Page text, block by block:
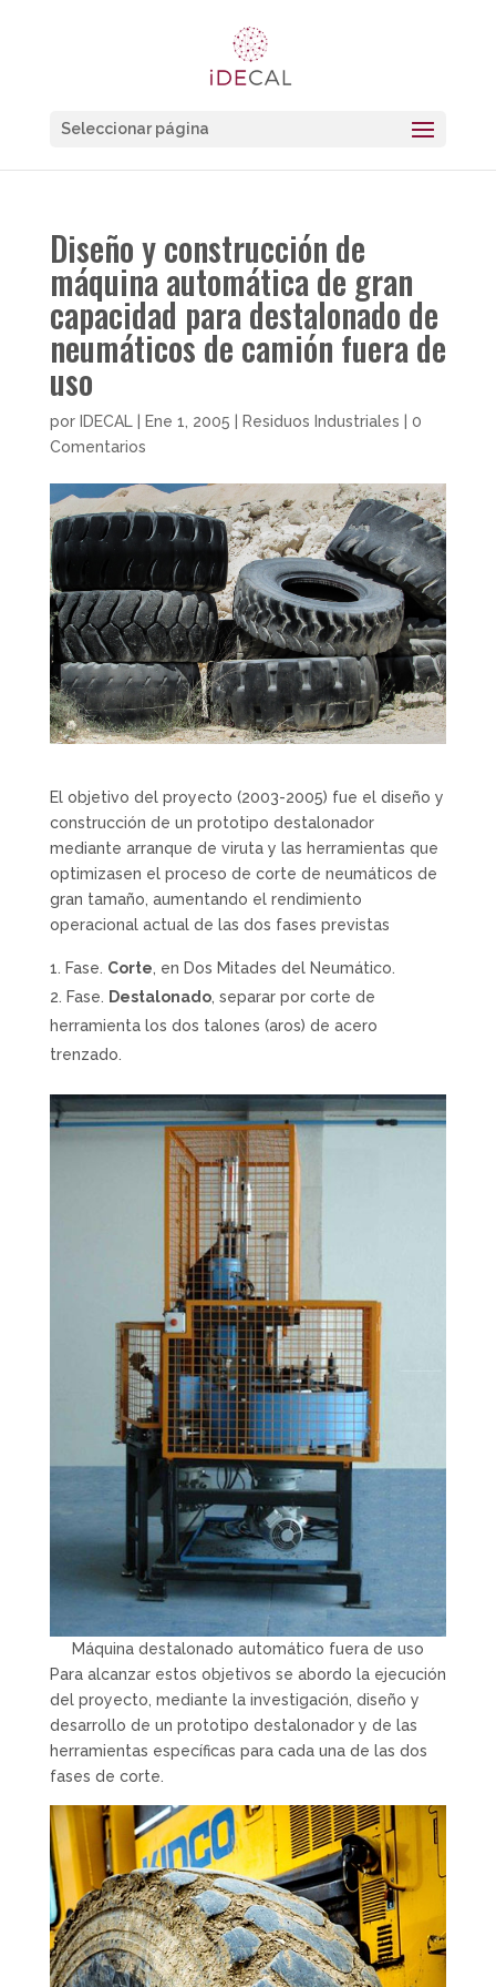
Seleccionar página
Diseño y construcción de
máquina automática de gran
capacidad para destalonado de
neumáticos de camión fuera de
uso
por IDECAL Ene 1, 2005 Residuos Industriales
0
Comentarios
El objetivo del proyecto (2003-2005) fue el diseño y
construcción de un prototipo destalonador
mediante arranque de viruta y las herramientas que
optimizasen el proceso de corte de neumáticos de
gran tamaño, aumentando el rendimiento
operacional actual de las dos fases previstas
Fase. Corte, en Dos Mitades del Neumático.
Fase. Destalonado, separar por corte de
herramienta los dos talones (aros) de acero
trenzado.
Máquina destalonado automático fuera de uso
Para alcanzar estos objetivos se abordo la ejecución
del proyecto, mediante la investigación, diseño y
desarrollo de un prototipo destalonador y de las
herramientas específicas para cada una de las dos
fases de corte.